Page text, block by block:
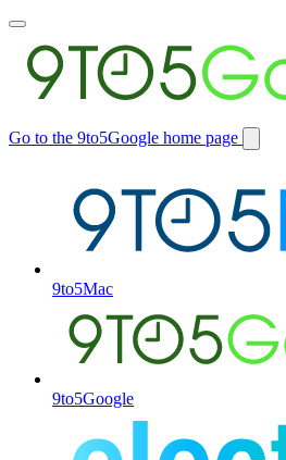
Toggle
main
menu
Go to the 9to5Google home page
Switch
9to5Mac
9to5Google